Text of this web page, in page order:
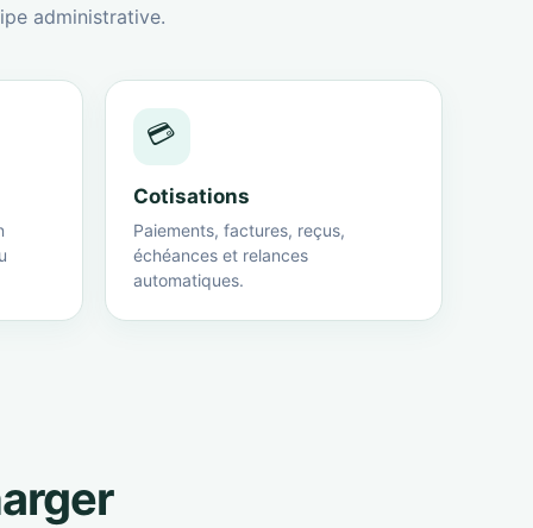
administrative.
💳
Cotisations
Paiements, factures, reçus,
échéances et relances
automatiques.